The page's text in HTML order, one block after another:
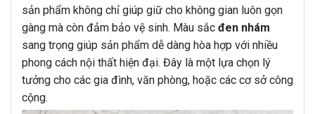
sản phẩm không chỉ giúp giữ cho không gian luôn gọn
gàng mà còn đảm bảo vệ sinh. Màu sắc đen nhám
sang trọng giúp sản phẩm dễ dàng hòa hợp với nhiều
phong cách nội thất hiện đại. Đây là một lựa chọn lý
tưởng cho các gia đình, văn phòng, hoặc các cơ sở công
cộng.